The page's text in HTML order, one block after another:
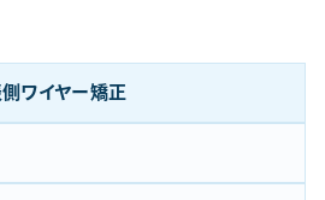
ワイヤー矯正